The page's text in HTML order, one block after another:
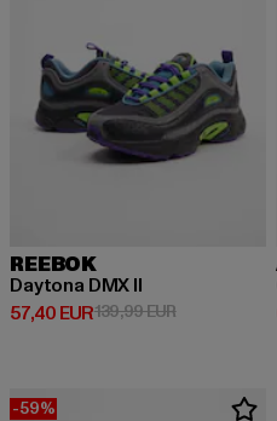
REEBOK
Daytona DMX II
57,40 EUR
Derzeitiger Preis: 57,40 EUR
139,99 EURAktionspreis:
-59%